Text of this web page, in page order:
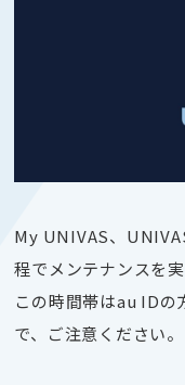
My UNIVAS、
程でメンテナンスを実
この時間帯はau IDの
で、ご注意ください。